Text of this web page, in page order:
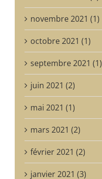
novembre 2021 (1)
octobre 2021 (1)
septembre 2021 (1)
juin 2021 (2)
mai 2021 (1)
mars 2021 (2)
février 2021 (2)
janvier 2021 (3)